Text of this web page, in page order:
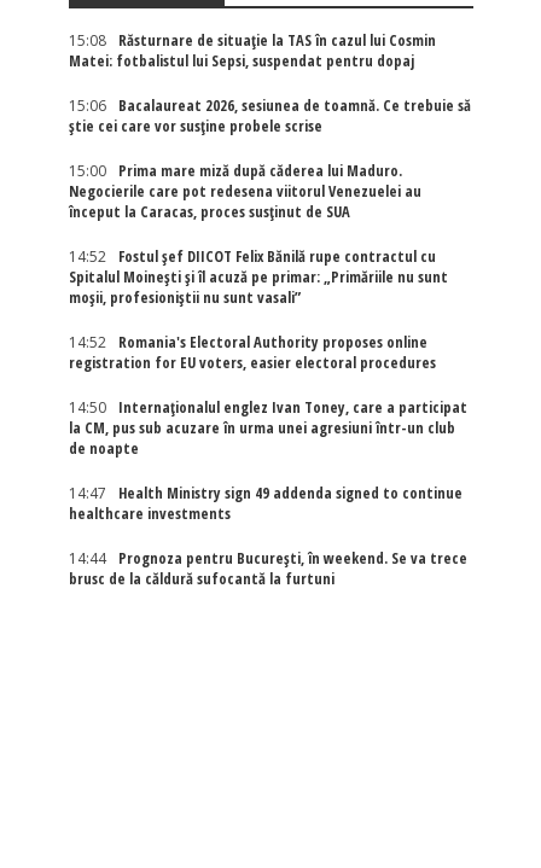
15:08
Răsturnare de situație la TAS în cazul lui Cosmin
Matei: fotbalistul lui Sepsi, suspendat pentru dopaj
15:06
Bacalaureat 2026, sesiunea de toamnă. Ce trebuie să
știe cei care vor susține probele scrise
15:00
Prima mare miză după căderea lui Maduro.
Negocierile care pot redesena viitorul Venezuelei au
început la Caracas, proces susținut de SUA
14:52
Fostul șef DIICOT Felix Bănilă rupe contractul cu
Spitalul Moinești și îl acuză pe primar: „Primăriile nu sunt
moșii, profesioniștii nu sunt vasali”
14:52
Romania's Electoral Authority proposes online
registration for EU voters, easier electoral procedures
14:50
Internaţionalul englez Ivan Toney, care a participat
la CM, pus sub acuzare în urma unei agresiuni într-un club
de noapte
14:47
Health Ministry sign 49 addenda signed to continue
healthcare investments
14:44
Prognoza pentru București, în weekend. Se va trece
brusc de la căldură sufocantă la furtuni